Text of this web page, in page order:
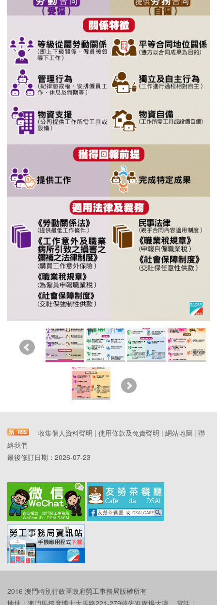
收集個人資料聲明 | 使用條款及免責聲明 | 網站地圖 | 聯
絡我們
最後修訂日期： 2026-07-23
2016 澳門特別行政區政府勞工事務局版權所有
地址：澳門馬揸度博士大馬路221-279號先進廣場大廈 電話：